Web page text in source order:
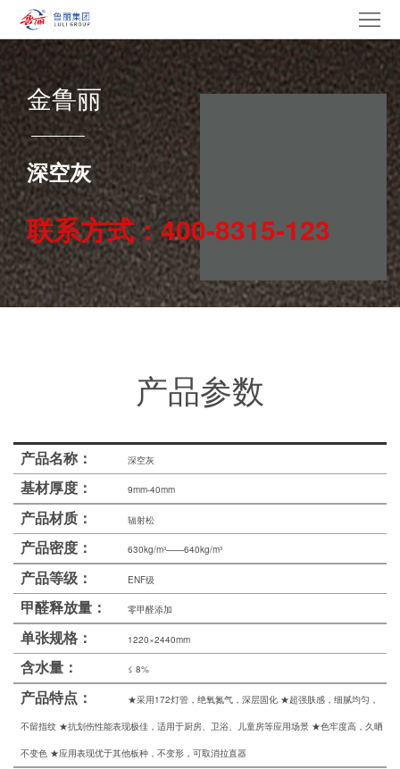
首
页
进
鲁
丽
产
品
中
心
集
团
产
业
新
闻
中
心
党
建
文
电
采
招
们
金鲁丽
深空灰
联系方式：400-8315-123
产品参数
产品名称： 深空灰
基材厚度： 9mm-40mm
产品材质： 辐射松
产品密度： 630kg/m³——640kg/m³
产品等级： ENF级
甲醛释放量： 零甲醛添加
单张规格： 1220×2440mm
含水量： ≤ 8%
产品特点： ★采用172灯管，绝氧氮气，深层固化 ★超强肤感，细腻均匀，
不留指纹 ★抗划伤性能表现极佳，适用于厨房、卫浴、儿童房等应用场景 ★色牢度高，久晒
不变色 ★应用表现优于其他板种，不变形，可取消拉直器